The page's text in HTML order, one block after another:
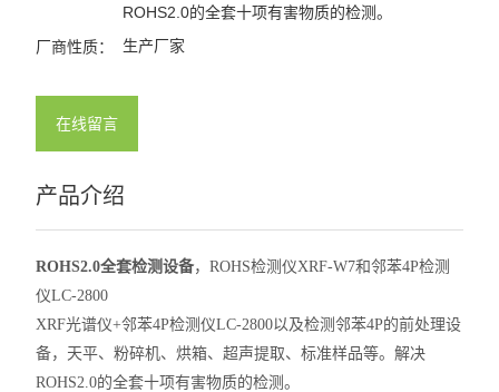
ROHS2.0的全套十项有害物质的检测。
厂商性质： 生产厂家
在线留言
产品介绍
ROHS2.0全套检测设备，ROHS检测仪XRF-W7和邻苯4P检测
仪LC-2800
XRF光谱仪+邻苯4P检测仪LC-2800以及检测邻苯4P的前处理设
备，天平、粉碎机、烘箱、超声提取、标准样品等。解决
ROHS2.0的全套十项有害物质的检测。